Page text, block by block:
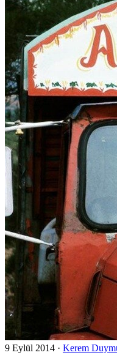
9 Eylül 2014 · Kerem